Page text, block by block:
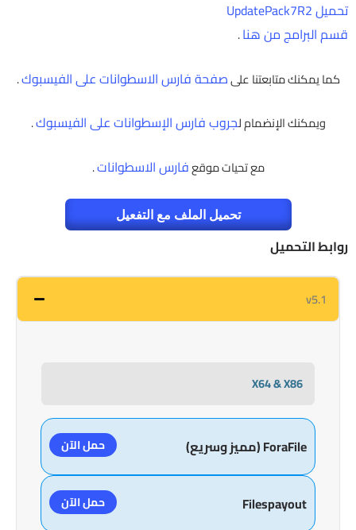
تحميل UpdatePack7R2
قسم البرامج من هنا.
كما يمكنك متابعتنا علىصفحة فارس الاسطوانات على الفيسبوك.
ويمكنك الإنضمام لجروب فارس الإسطوانات على الفيسبوك.
مع تحيات موقعفارس الاسطوانات.
تحميل الملف مع التفعيل
روابط التحميل
v5.1
X64 & X86
ForaFile (مميز وسريع) حمل الآن
Filespayout حمل الآن